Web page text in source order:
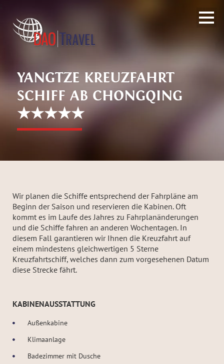
YANGTZE KREUZFAHRT
SCHIFF AB CHONGQING
★★★★★
Wir planen die Schiffe entsprechend der Fahrpläne am
Beginn der Saison und reservieren die Kabinen. Oft
kommt es im Laufe des Jahres zu Fahrplanänderungen
und die Schiffe fahren an anderen Wochentagen. In
diesem Fall garantieren wir Ihnen die Kreuzfahrt auf
einem mindestens gleichwertigen 5 Sterne
Kreuzfahrtschiff, welches dann zum vorgesehenen Datum
diese Strecke fährt.
KABINENAUSSTATTUNG
Außenkabine
Klimaanlage
Badezimmer mit Dusche